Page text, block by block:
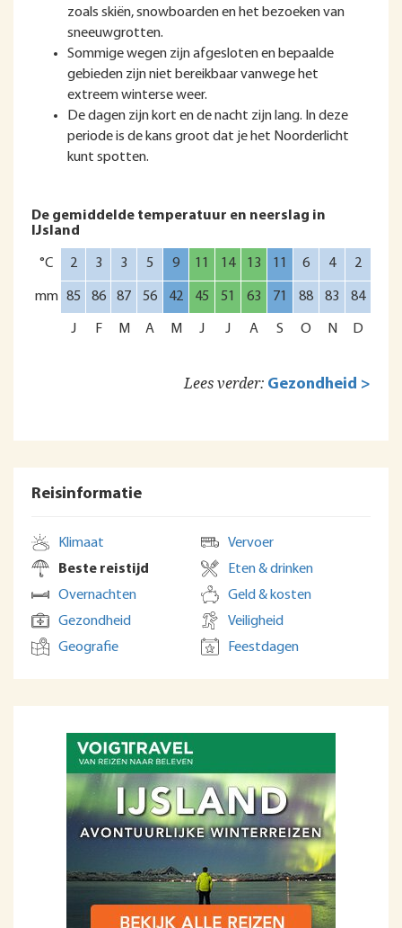
zoals skiën, snowboarden en het bezoeken van
sneeuwgrotten.
Sommige wegen zijn afgesloten en bepaalde
gebieden zijn niet bereikbaar vanwege het
extreem winterse weer.
De dagen zijn kort en de nacht zijn lang. In deze
periode is de kans groot dat je het Noorderlicht
kunt spotten.
De gemiddelde temperatuur en neerslag in
IJsland
°C 2 3 3 5 9 11 14 13 11 6 4 2
mm 85 86 87 56 42 45 51 63 71 88 83 84
J F M A M J J A S O N D
Lees verder: Gezondheid >
Reisinformatie
Klimaat
Beste reistijd
Overnachten
Gezondheid
Geografie
Vervoer
Eten & drinken
Geld & kosten
Veiligheid
Feestdagen